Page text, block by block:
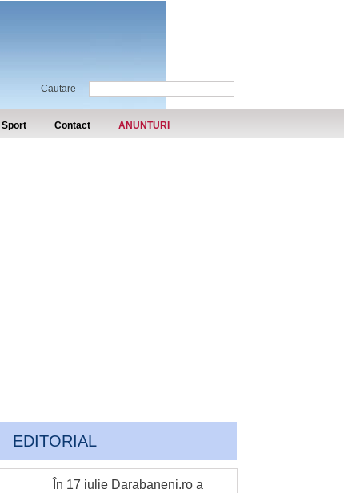
Cautare
Sport Contact ANUNTURI
EDITORIAL
În 17 iulie Darabaneni.ro a